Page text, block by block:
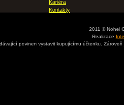
Kariéra
Kontakty
2011 © Nohel
Realizace
povinen vystavit kupujícímu účtenku.